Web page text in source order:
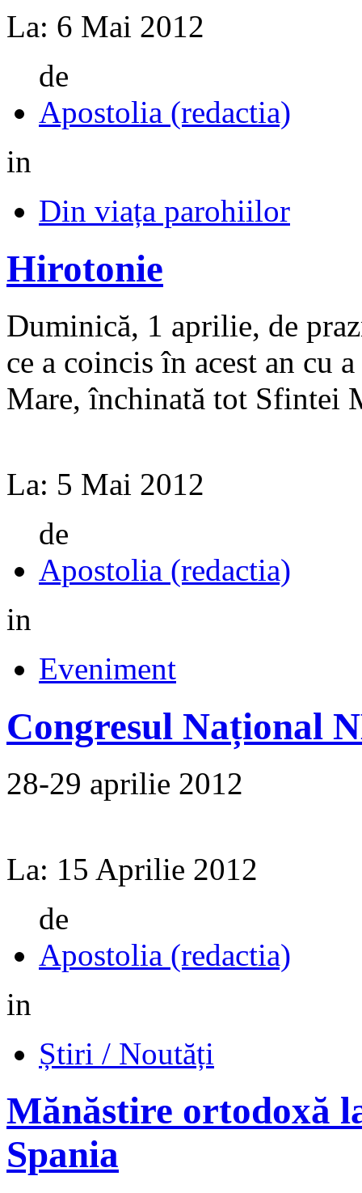
La: 6 Mai 2012
de
Apostolia (redactia)
in
Din viața parohiilor
Hirotonie
Duminică, 1 aprilie, de
ce a coincis în acest an cu
Mare, închinată tot Sfintei
La: 5 Mai 2012
de
Apostolia (redactia)
in
Eveniment
Congresul Național
28‑29 aprilie 2012
La: 15 Aprilie 2012
de
Apostolia (redactia)
in
Știri / Noutăți
Mănăstire ortodoxă
Spania